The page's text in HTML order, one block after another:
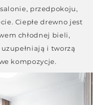
przedpokoju,
Ciepłe drewno jest
chłodnej bieli,
i tworzą
kompozycje.